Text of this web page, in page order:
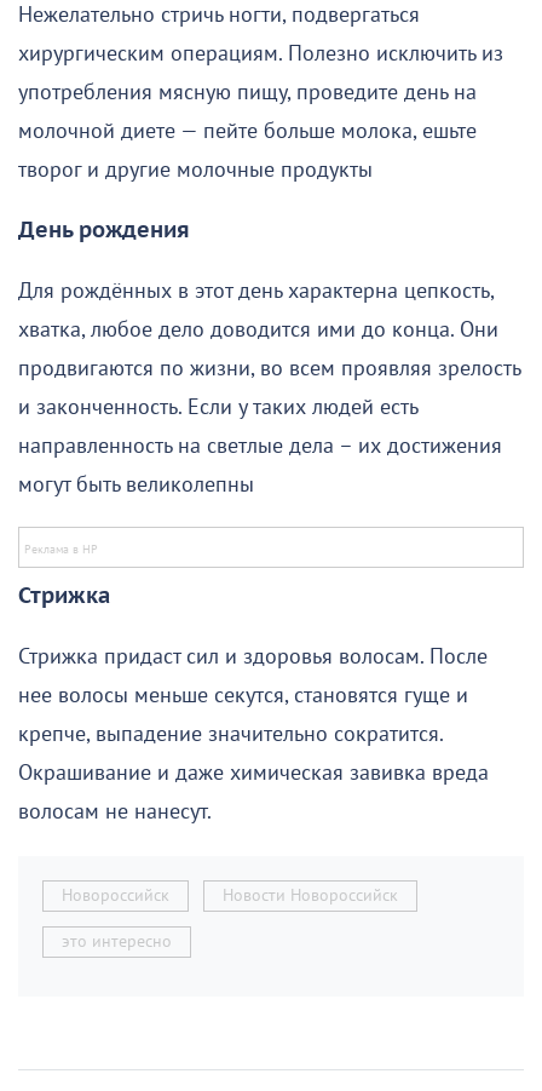
Нежелательно стричь ногти, подвергаться
хирургическим операциям. Полезно исключить из
употребления мясную пищу, проведите день на
молочной диете — пейте больше молока, ешьте
творог и другие молочные продукты
День рождения
Для рождённых в этот день характерна цепкость,
хватка, любое дело доводится ими до конца. Они
продвигаются по жизни, во всем проявляя зрелость
и законченность. Если у таких людей есть
направленность на светлые дела – их достижения
могут быть великолепны
Стрижка
Стрижка придаст сил и здоровья волосам. После
нее волосы меньше секутся, становятся гуще и
крепче, выпадение значительно сократится.
Окрашивание и даже химическая завивка вреда
волосам не нанесут.
Новороссийск Новости Новороссийск
это интересно